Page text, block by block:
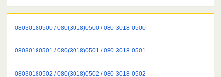
08030180500 / 080(3018)0500 / 080-3018-0500
08030180501 / 080(3018)0501 / 080-3018-0501
08030180502 / 080(3018)0502 / 080-3018-0502